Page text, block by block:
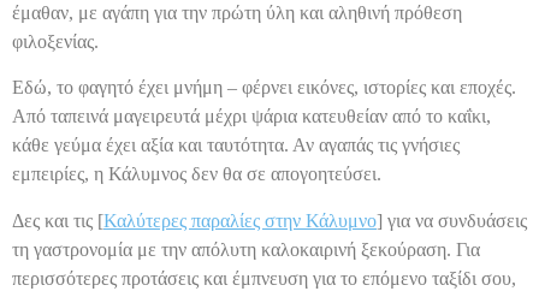
έμαθαν, με αγάπη για την πρώτη ύλη και αληθινή πρόθεση
φιλοξενίας.
Εδώ, το φαγητό έχει μνήμη – φέρνει εικόνες, ιστορίες και εποχές.
Από ταπεινά μαγειρευτά μέχρι ψάρια κατευθείαν από το καΐκι,
κάθε γεύμα έχει αξία και ταυτότητα. Αν αγαπάς τις γνήσιες
εμπειρίες, η Κάλυμνος δεν θα σε απογοητεύσει.
Δες και τις [Καλύτερες παραλίες στην Κάλυμνο] για να συνδυάσεις
τη γαστρονομία με την απόλυτη καλοκαιρινή ξεκούραση. Για
περισσότερες προτάσεις και έμπνευση για το επόμενο ταξίδι σου,